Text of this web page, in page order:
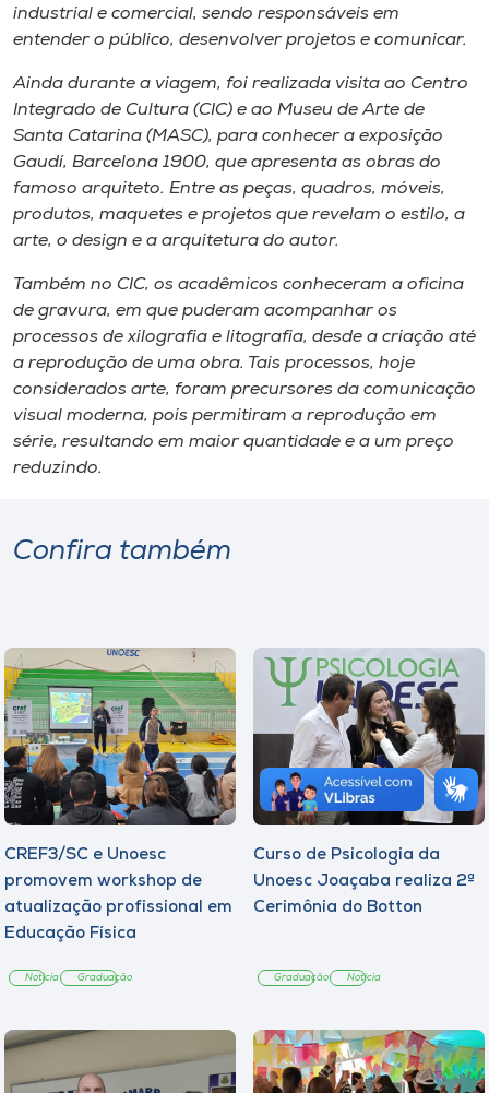
industrial e comercial, sendo responsáveis em
entender o público, desenvolver projetos e comunicar.
Ainda durante a viagem, foi realizada visita ao Centro
Integrado de Cultura (CIC) e ao Museu de Arte de
Santa Catarina (MASC), para conhecer a exposição
Gaudí, Barcelona 1900, que apresenta as obras do
famoso arquiteto. Entre as peças, quadros, móveis,
produtos, maquetes e projetos que revelam o estilo, a
arte, o design e a arquitetura do autor.
Também no CIC, os acadêmicos conheceram a oficina
de gravura, em que puderam acompanhar os
processos de xilografia e litografia, desde a criação até
a reprodução de uma obra. Tais processos, hoje
considerados arte, foram precursores da comunicação
visual moderna, pois permitiram a reprodução em
série, resultando em maior quantidade e a um preço
reduzindo.
Confira também
CREF3/SC e Unoesc
promovem workshop de
atualização profissional em
Educação Física
Notícia Graduação
Curso de Psicologia da
Unoesc Joaçaba realiza 2ª
Cerimônia do Botton
Graduação Notícia